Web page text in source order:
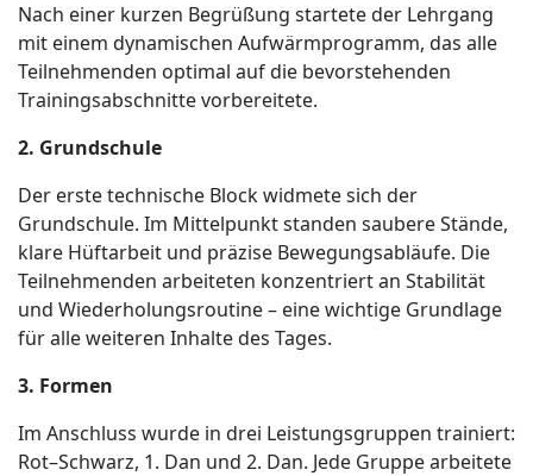
Nach einer kurzen Begrüßung startete der Lehrgang
mit einem dynamischen Aufwärmprogramm, das alle
Teilnehmenden optimal auf die bevorstehenden
Trainingsabschnitte vorbereitete.
2. Grundschule
Der erste technische Block widmete sich der
Grundschule. Im Mittelpunkt standen saubere Stände,
klare Hüftarbeit und präzise Bewegungsabläufe. Die
Teilnehmenden arbeiteten konzentriert an Stabilität
und Wiederholungsroutine – eine wichtige Grundlage
für alle weiteren Inhalte des Tages.
3. Formen
Im Anschluss wurde in drei Leistungsgruppen trainiert:
Rot–Schwarz, 1. Dan und 2. Dan. Jede Gruppe arbeitete